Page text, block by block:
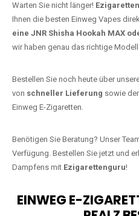
Warten Sie nicht länger!
Ihnen die besten Einweg Vapes
eine JNR Shisha Hookah MAX
wir haben genau das richtige
Bestellen Sie noch heute über
von schneller Lieferung sowie
Einweg E-Zigaretten.
Benötigen Sie Beratung? Unser
Verfügung. Bestellen Sie jetzt und
Dampfens mit Ezigarettenguru!
EINWEG E-